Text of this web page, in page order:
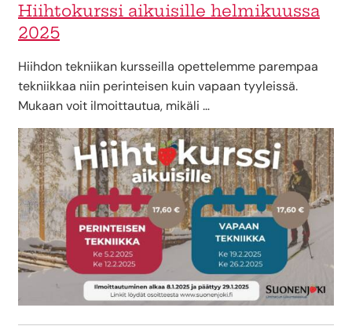
Hiihtokurssi aikuisille helmikuussa
2025
Hiihdon tekniikan kursseilla opettelemme parempaa
tekniikkaa niin perinteisen kuin vapaan tyyleissä.
Mukaan voit ilmoittautua, mikäli …